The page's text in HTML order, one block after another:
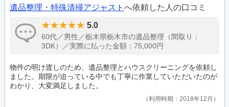
遺品整理・特殊清掃アジャスト へ依頼した人の口コミ
5.0
60代／男性／栃木県栃木市の遺品整理（間取り：
3DK）／実際に払った金額：75,000円
物件の明け渡しのため、遺品整理とハウスクリーニングを依頼し
ました。期限が迫っている中でも丁寧に作業していただいたのが
わかり、大変満足しました。
利用時期：2018年12月